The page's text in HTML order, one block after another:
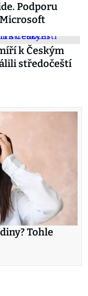
Podporu
k Českým
středočeští
Tohle